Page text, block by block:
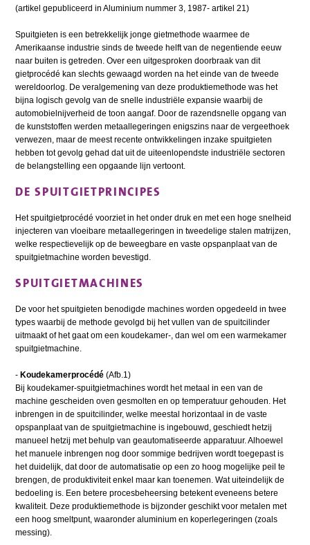
(artikel gepubliceerd in Aluminium nummer 3, 1987- artikel 21)
Spuitgieten is een betrekkelijk jonge gietmethode waarmee de
Amerikaanse industrie sinds de tweede helft van de negentiende eeuw
naar buiten is getreden. Over een uitgesproken doorbraak van dit
gietprocédé kan slechts gewaagd worden na het einde van de tweede
wereldoorlog. De veralgemening van deze produktiemethode was het
bijna logisch gevolg van de snelle industriële expansie waarbij de
automobielnijverheid de toon aangaf. Door de razendsnelle opgang van
de kunststoffen werden metaallegeringen enigszins naar de vergeethoek
verwezen, maar de meest recente ontwikkelingen inzake spuitgieten
hebben tot gevolg gehad dat uit de uiteenlopendste industriële sectoren
de belangstelling een opgaande lijn vertoont.
DE SPUITGIETPRINCIPES
Het spuitgietprocédé voorziet in het onder druk en met een hoge snelheid
injecteren van vloeibare metaallegeringen in tweedelige stalen matrijzen,
welke respectievelijk op de beweegbare en vaste opspanplaat van de
spuitgietmachine worden bevestigd.
SPUITGIETMACHINES
De voor het spuitgieten benodigde machines worden opgedeeld in twee
types waarbij de methode gevolgd bij het vullen van de spuitcilinder
uitmaakt of het gaat om een koudekamer-, dan wel om een warmekamer
spuitgietmachine.
- Koudekamerprocédé (Afb.1)
Bij koudekamer-spuitgietmachines wordt het metaal in een van de
machine gescheiden oven gesmolten en op temperatuur gehouden. Het
inbrengen in de spuitcilinder, welke meestal horizontaal in de vaste
opspanplaat van de spuitgietmachine is ingebouwd, geschiedt hetzij
manueel hetzij met behulp van geautomatiseerde apparatuur. Alhoewel
het manuele inbrengen nog door sommige bedrijven wordt toegepast is
het duidelijk, dat door de automatisatie op een zo hoog mogelijke peil te
brengen, de produktiviteit enkel maar kan toenemen. Wat uiteindelijk de
bedoeling is. Een betere procesbeheersing betekent eveneens betere
kwaliteit. Deze produktiemethode is bijzonder geschikt voor metalen met
een hoog smeltpunt, waaronder aluminium en koperlegeringen (zoals
messing).